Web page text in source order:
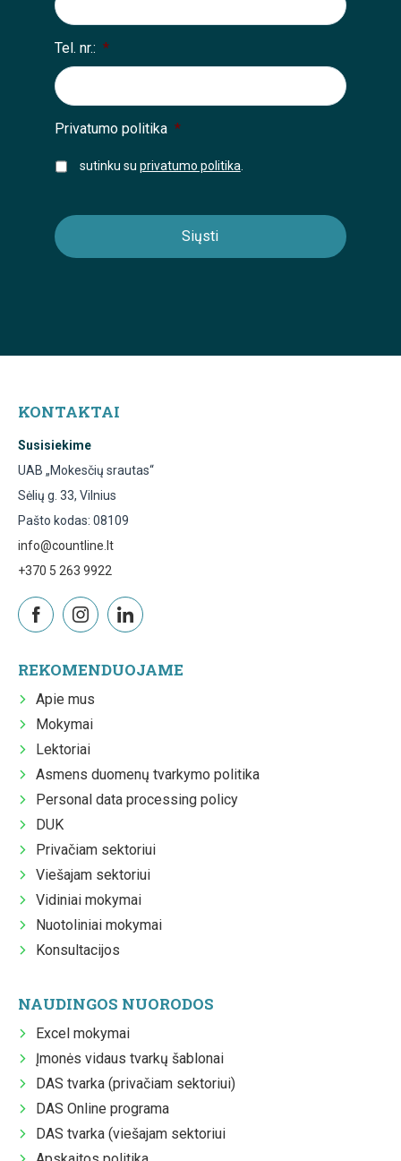
Tel. nr.: *
Privatumo politika *
sutinku su privatumo politika
KONTAKTAI
Susisiekime
UAB „Mokesčių srautas“
Sėlių g. 33, Vilnius
Pašto kodas: 08109
info@countline.lt
+370 5 263 9922
REKOMENDUOJAME
Apie mus
Mokymai
Lektoriai
Asmens duomenų tvarkymo politika
Personal data processing policy
DUK
Privačiam sektoriui
Viešajam sektoriui
Vidiniai mokymai
Nuotoliniai mokymai
Konsultacijos
NAUDINGOS NUORODOS
Excel mokymai
Įmonės vidaus tvarkų šablonai
DAS tvarka (privačiam sektoriui)
DAS Online programa
DAS tvarka (viešajam sektoriui